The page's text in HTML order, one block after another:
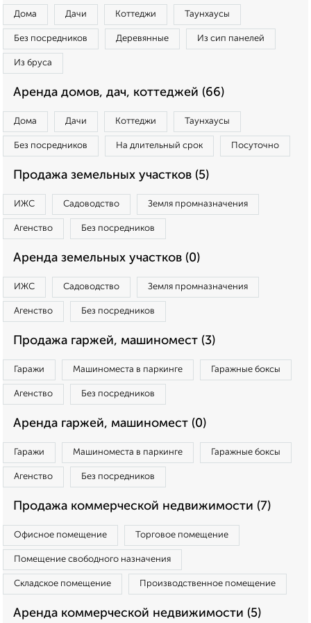
Дома Дачи Коттеджи Таунхаусы
Без посредников Деревянные Из сип панелей
Из бруса
Аренда домов, дач, коттеджей (66)
Дома Дачи Коттеджи Таунхаусы
Без посредников На длительный срок Посуточно
Продажа земельных участков (5)
ИЖС Садоводство Земля промназначения
Агенство Без посредников
Аренда земельных участков (0)
ИЖС Садоводство Земля промназначения
Агенство Без посредников
Продажа гаржей, машиномест (3)
Гаражи Машиноместа в паркинге Гаражные боксы
Агенство Без посредников
Аренда гаржей, машиномест (0)
Гаражи Машиноместа в паркинге Гаражные боксы
Агенство Без посредников
Продажа коммерческой недвижимости (7)
Офисное помещение Торговое помещение
Помещение свободного назначения
Складское помещение Производственное помещение
Аренда коммерческой недвижимости (5)